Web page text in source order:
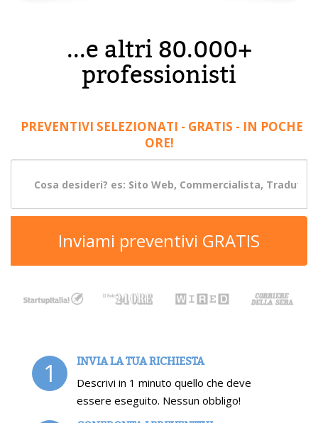
...e altri 80.000+
professionisti
PREVENTIVI SELEZIONATI - GRATIS - IN POCHE
ORE!
Inviami preventivi GRATIS
1 INVIA LA TUA RICHIESTA
Descrivi in 1 minuto quello che deve
essere eseguito. Nessun obbligo!